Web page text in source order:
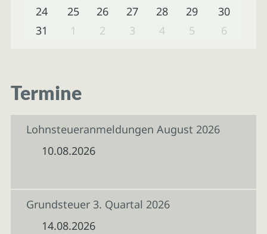
24
25 26 27 28 29
30
31
1 2 3 4 5 6
Termine
Lohnsteueranmeldungen August 2026
10.08.2026
Grundsteuer 3. Quartal 2026
14.08.2026